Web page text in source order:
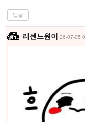
답글
리센느원이 26-07-05